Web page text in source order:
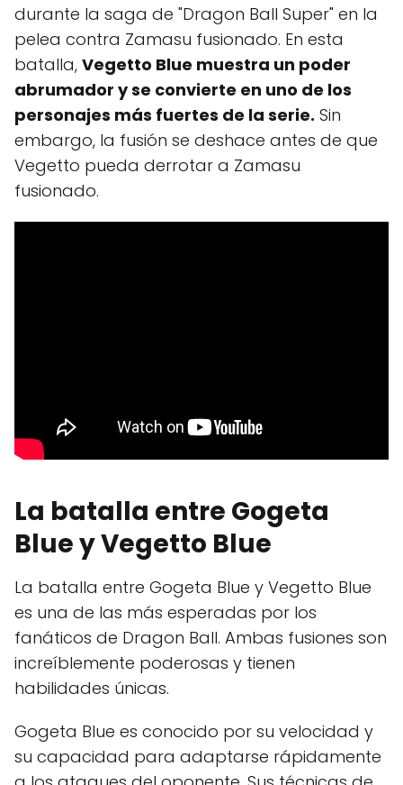
durante la saga de "Dragon Ball Super" en la
pelea contra Zamasu fusionado. En esta
batalla, Vegetto Blue muestra un poder
abrumador y se convierte en uno de los
personajes más fuertes de la serie. Sin
embargo, la fusión se deshace antes de que
Vegetto pueda derrotar a Zamasu
fusionado.
La batalla entre Gogeta
Blue y Vegetto Blue
La batalla entre Gogeta Blue y Vegetto Blue
es una de las más esperadas por los
fanáticos de Dragon Ball. Ambas fusiones son
increíblemente poderosas y tienen
habilidades únicas.
Gogeta Blue es conocido por su velocidad y
su capacidad para adaptarse rápidamente